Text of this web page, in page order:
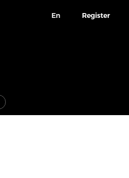
En Register